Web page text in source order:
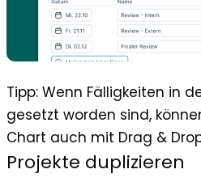
Tipp: Wenn Fälligkeiten in
gesetzt worden sind,
Chart auch mit Drag &
Projekte duplizieren